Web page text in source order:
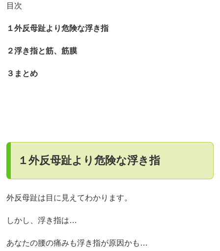
目次
１外反母趾より危険な浮き指
２浮き指と筋、筋膜
３まとめ
１外反母趾より危険な浮き指
外反母趾は目に見えてわかります。
しかし、浮き指は…
あなたの腰の痛みも浮き指が原因かも…